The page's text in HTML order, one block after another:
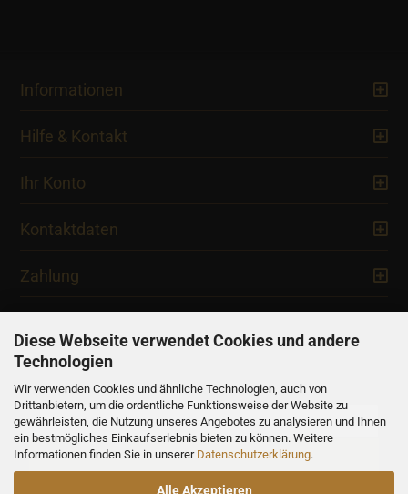
Diese Webseite verwendet Cookies und andere
Technologien
Wir verwenden Cookies und ähnliche Technologien, auch von
Drittanbietern, um die ordentliche Funktionsweise der Website zu
gewährleisten, die Nutzung unseres Angebotes zu analysieren und Ihnen
ein bestmögliches Einkaufserlebnis bieten zu können. Weitere
Informationen finden Sie in unserer Datenschutzerklärung.
Alle Akzeptieren
Informationen
Hilfe & Kontakt
Ihr Konto
Kontaktdaten
Zahlung
Newsletter